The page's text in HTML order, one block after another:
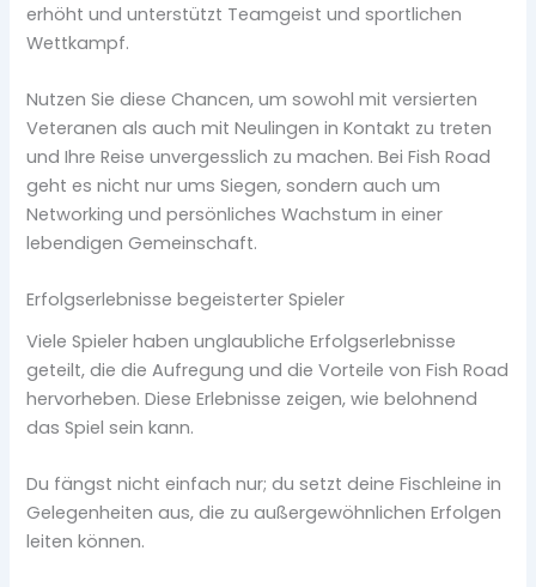
erhöht und unterstützt Teamgeist und sportlichen
Wettkampf.
Nutzen Sie diese Chancen, um sowohl mit versierten
Veteranen als auch mit Neulingen in Kontakt zu treten
und Ihre Reise unvergesslich zu machen. Bei Fish Road
geht es nicht nur ums Siegen, sondern auch um
Networking und persönliches Wachstum in einer
lebendigen Gemeinschaft.
Erfolgserlebnisse begeisterter Spieler
Viele Spieler haben unglaubliche Erfolgserlebnisse
geteilt, die die Aufregung und die Vorteile von Fish Road
hervorheben. Diese Erlebnisse zeigen, wie belohnend
das Spiel sein kann.
Du fängst nicht einfach nur; du setzt deine Fischleine in
Gelegenheiten aus, die zu außergewöhnlichen Erfolgen
leiten können.